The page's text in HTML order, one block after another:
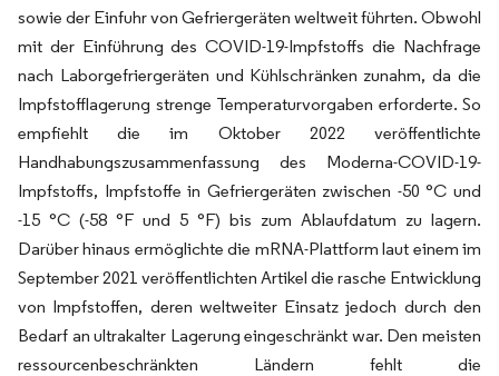
sowie der Einfuhr von Gefriergeräten weltweit führten. Obwohl
mit der Einführung des COVID-19-Impfstoffs die Nachfrage
nach Laborgefriergeräten und Kühlschränken zunahm, da die
Impfstofflagerung strenge Temperaturvorgaben erforderte. So
empfiehlt die im Oktober 2022 veröffentlichte
Handhabungszusammenfassung des Moderna-COVID-19-
Impfstoffs, Impfstoffe in Gefriergeräten zwischen -50 °C und
-15 °C (-58 °F und 5 °F) bis zum Ablaufdatum zu lagern.
Darüber hinaus ermöglichte die mRNA-Plattform laut einem im
September 2021 veröffentlichten Artikel die rasche Entwicklung
von Impfstoffen, deren weltweiter Einsatz jedoch durch den
Bedarf an ultrakalter Lagerung eingeschränkt war. Den meisten
ressourcenbeschränkten Ländern fehlt die